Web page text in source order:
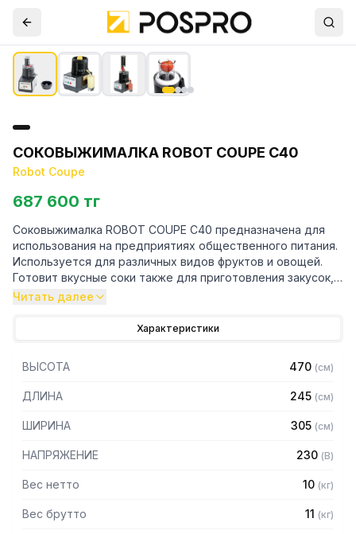
СОКОВЫЖИМАЛКА ROBOT COUPE C40
Robot Coupe
687 600 тг
Соковыжималка ROBOT COUPE C40 предназначена для
использования на предприятиях общественного питания.
Используется для различных видов фруктов и овощей.
Готовит вкусные соки также для приготовления закусок,
напитков, соусов, супов, сорбетов и мороженого, смузи,
фруктов с богатой мякотью. Экстракция вареных или
уровень шума позволяет использовать машину рядом с
потребителем. Проста в использовании и управлении.
Особенности:
- Мощный и бесшумный асинхронный двигатель
частями или целиком
- Благодаря своей форме со встроенными
Читать далее
Характеристики
ВЫСОТА 470 (см)
ДЛИНА 245 (см)
ШИРИНА 305 (см)
НАПРЯЖЕНИЕ 230 (В)
Вес нетто 10 (кг)
Вес брутто 11 (кг)